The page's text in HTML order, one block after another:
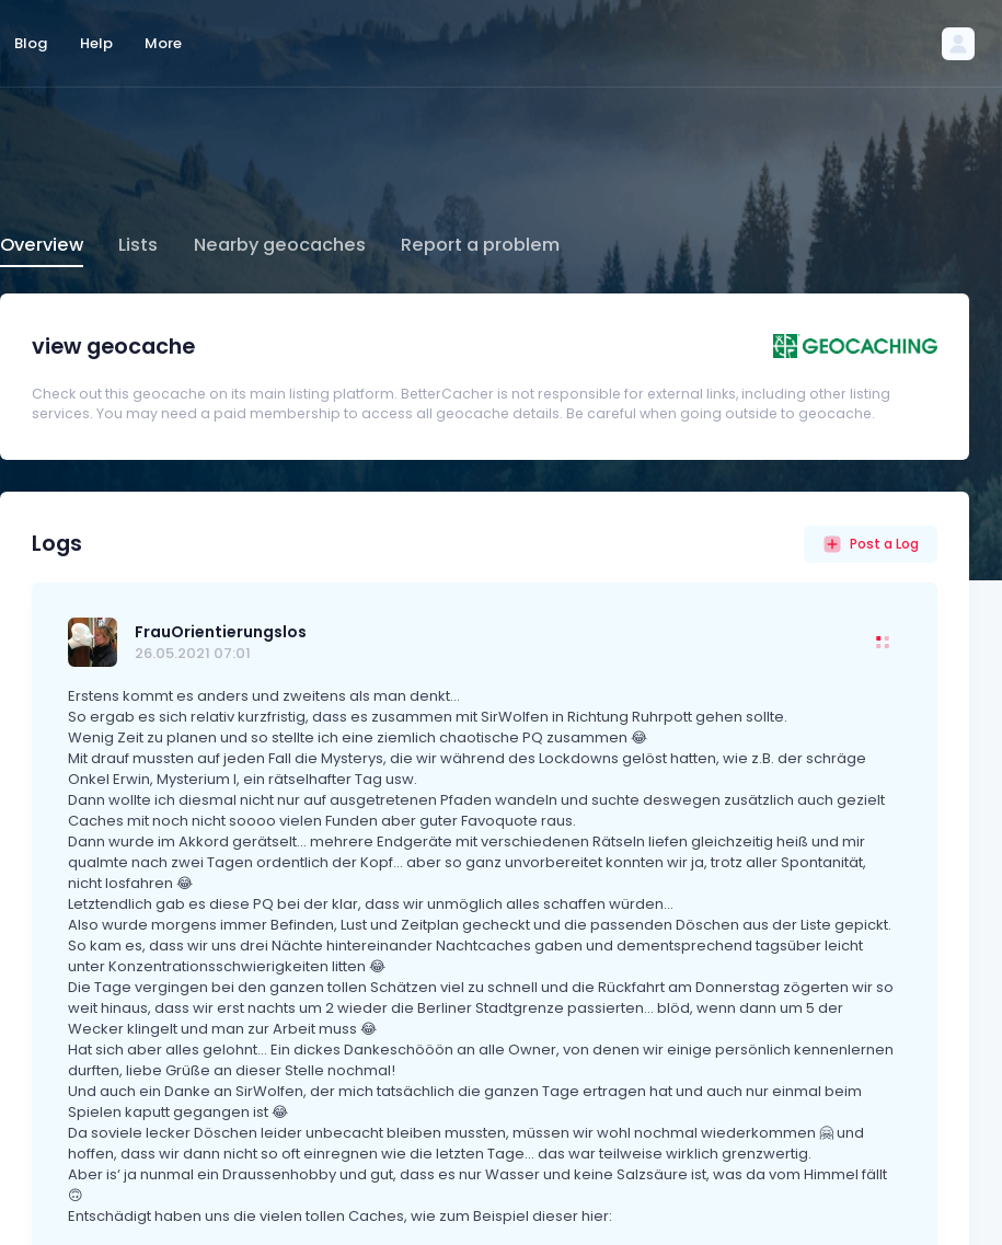
Blog Help More
Overview Lists Nearby geocaches Report a problem
view geocache
Check out this geocache on its main listing platform. BetterCacher is not responsible for external links, including other listing
services. You may need a paid membership to access all geocache details. Be careful when going outside to geocache.
Logs Post a Log
FrauOrientierungslos
26.05.2021 07:01
Erstens kommt es anders und zweitens als man denkt...
So ergab es sich relativ kurzfristig, dass es zusammen mit SirWolfen in Richtung Ruhrpott gehen sollte.
Wenig Zeit zu planen und so stellte ich eine ziemlich chaotische PQ zusammen 😂
Mit drauf mussten auf jeden Fall die Mysterys, die wir während des Lockdowns gelöst hatten, wie z.B. der schräge
Onkel Erwin, Mysterium I, ein rätselhafter Tag usw.
Dann wollte ich diesmal nicht nur auf ausgetretenen Pfaden wandeln und suchte deswegen zusätzlich auch gezielt
Caches mit noch nicht soooo vielen Funden aber guter Favoquote raus.
Dann wurde im Akkord gerätselt... mehrere Endgeräte mit verschiedenen Rätseln liefen gleichzeitig heiß und mir
qualmte nach zwei Tagen ordentlich der Kopf... aber so ganz unvorbereitet konnten wir ja, trotz aller Spontanität,
nicht losfahren 😂
Letztendlich gab es diese PQ bei der klar, dass wir unmöglich alles schaffen würden...
Also wurde morgens immer Befinden, Lust und Zeitplan gecheckt und die passenden Döschen aus der Liste gepickt.
So kam es, dass wir uns drei Nächte hintereinander Nachtcaches gaben und dementsprechend tagsüber leicht
unter Konzentrationsschwierigkeiten litten 😂
Die Tage vergingen bei den ganzen tollen Schätzen viel zu schnell und die Rückfahrt am Donnerstag zögerten wir so
weit hinaus, dass wir erst nachts um 2 wieder die Berliner Stadtgrenze passierten... blöd, wenn dann um 5 der
Wecker klingelt und man zur Arbeit muss 😂
Hat sich aber alles gelohnt... Ein dickes Dankeschööön an alle Owner, von denen wir einige persönlich kennenlernen
durften, liebe Grüße an dieser Stelle nochmal!
Und auch ein Danke an SirWolfen, der mich tatsächlich die ganzen Tage ertragen hat und auch nur einmal beim
Spielen kaputt gegangen ist 😂
Da soviele lecker Döschen leider unbecacht bleiben mussten, müssen wir wohl nochmal wiederkommen 🤗 und
hoffen, dass wir dann nicht so oft einregnen wie die letzten Tage... das war teilweise wirklich grenzwertig.
Aber is‘ ja nunmal ein Draussenhobby und gut, dass es nur Wasser und keine Salzsäure ist, was da vom Himmel fällt
🙃
Entschädigt haben uns die vielen tollen Caches, wie zum Beispiel dieser hier: